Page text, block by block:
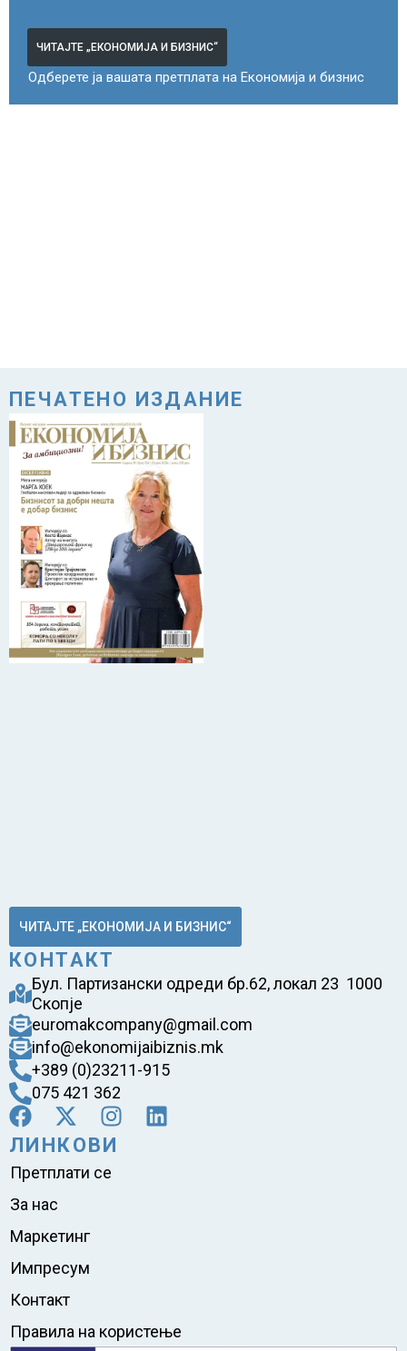
ЧИТАЈТЕ „ЕКОНОМИЈА И БИЗНИС“
Одберете ја вашата претплата на Економија и бизнис
ПЕЧАТЕНО ИЗДАНИЕ
ЧИТАЈТЕ „ЕКОНОМИЈА И БИЗНИС“
КОНТАКТ
Бул. Партизански одреди бр.62, локал 23 1000
Скопје
euromakcompany@gmail.com
info@ekonomijaibiznis.mk
+389 (0)23211-915
075 421 362
ЛИНКОВИ
Претплати се
За нас
Маркетинг
Импресум
Контакт
Правила на користење